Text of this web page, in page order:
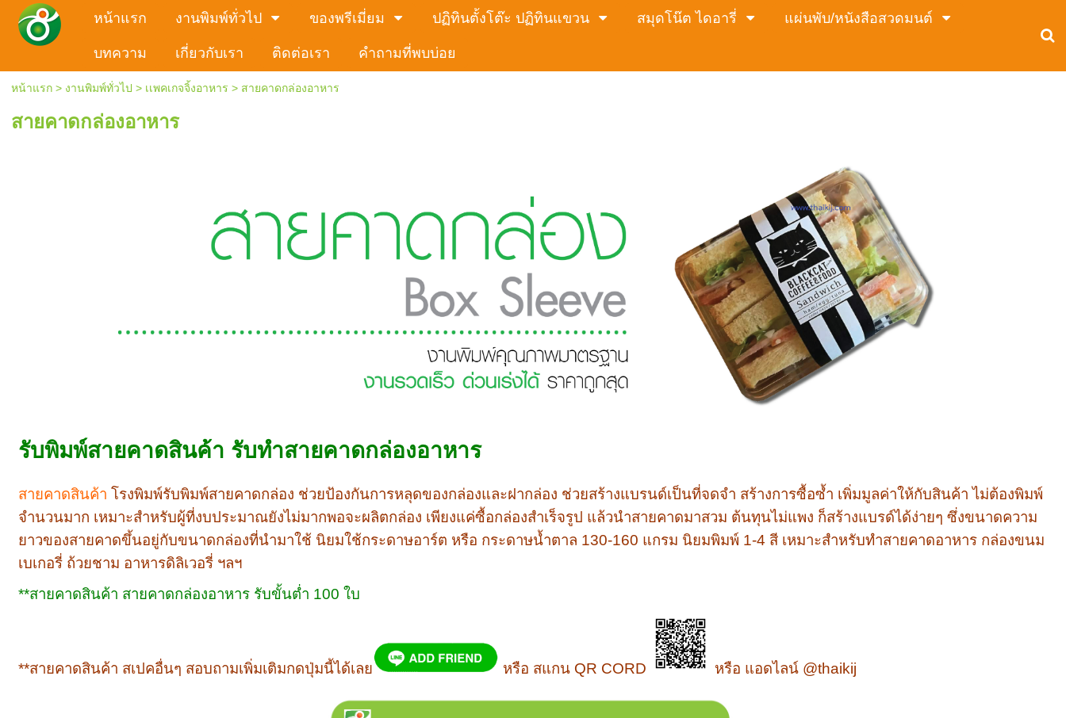
หน้าแรก งานพิมพ์ทั่วไป ของพรีเมี่ยม ปฏิทินตั้งโต๊ะ ปฏิทินแขวน สมุดโน๊ต ไดอารี่ แผ่นพับ/หนังสือสวดมนต์
บทความ เกี่ยวกับเรา ติดต่อเรา คำถามที่พบบ่อย
หน้าแรก> งานพิมพ์ทั่วไป > เเพคเกจจิ้งอาหาร > สายคาดกล่องอาหาร
สายคาดกล่องอาหาร
รับพิมพ์สายคาดสินค้า รับทำสายคาดกล่องอาหาร
สายคาดสินค้า โรงพิมพ์รับพิมพ์สายคาดกล่อง ช่วยป้องกันการหลุดของกล่องและฝากล่อง ช่วยสร้างแบรนด์เป็นที่จดจำ สร้างการซื้อซ้ำ เพิ่มมูลค่าให้กับสินค้า ไม่ต้องพิมพ์
จำนวนมาก เหมาะสำหรับผู้ที่งบประมาณยังไม่มากพอจะผลิตกล่อง เพียงแค่ซื้อกล่องสำเร็จรูป แล้วนำสายคาดมาสวม ต้นทุนไม่แพง ก็สร้างแบรด์ได้ง่ายๆ ซึ่งขนาดความ
ยาวของสายคาดขึ้นอยู่กับขนาดกล่องที่นำมาใช้ นิยมใช้กระดาษอาร์ต หรือ กระดาษน้ำตาล 130-160 แกรม นิยมพิมพ์ 1-4 สี เหมาะสำหรับทำสายคาดอาหาร กล่องขนม
เบเกอรี่ ถ้วยชาม อาหารดิลิเวอรี่ ฯลฯ
**สายคาดสินค้า สายคาดกล่องอาหาร รับขั้นต่ำ 100 ใบ
**สายคาดสินค้า สเปคอื่นๆ สอบถามเพิ่มเติมกดปุ่มนี้ได้เลย หรือ สแกน QR CORD หรือ แอดไลน์ @thaikij